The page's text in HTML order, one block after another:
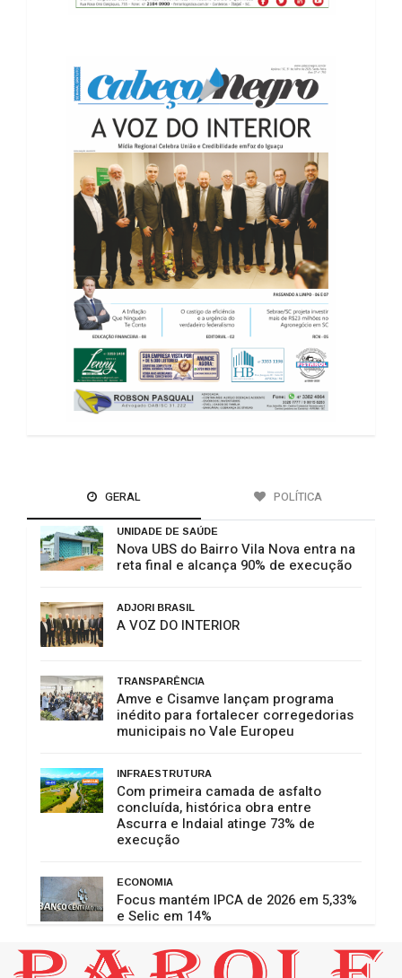
GERAL POLÍTICA
UNIDADE DE SAÚDE
Nova UBS do Bairro Vila Nova entra na
reta final e alcança 90% de execução
ADJORI BRASIL
A VOZ DO INTERIOR
TRANSPARÊNCIA
Amve e Cisamve lançam programa
inédito para fortalecer corregedorias
municipais no Vale Europeu
INFRAESTRUTURA
Com primeira camada de asfalto
concluída, histórica obra entre
Ascurra e Indaial atinge 73% de
execução
ECONOMIA
Focus mantém IPCA de 2026 em 5,33%
e Selic em 14%